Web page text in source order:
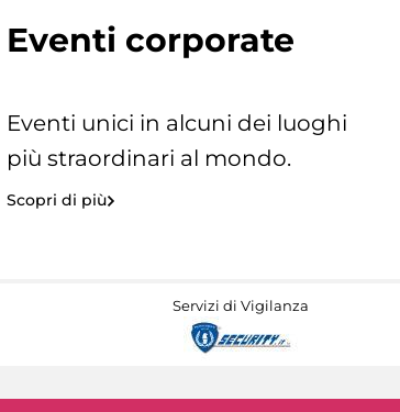
Eventi corporate
Eventi unici in alcuni dei luoghi
più straordinari al mondo.
Scopri di più
Servizi di Vigilanza